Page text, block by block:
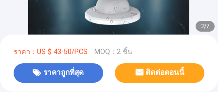
2/7
ราคา：US $ 43-50/PCS MOQ：2 ชิ้น
ราคาถูกที่สุด ติดต่อตอนนี้